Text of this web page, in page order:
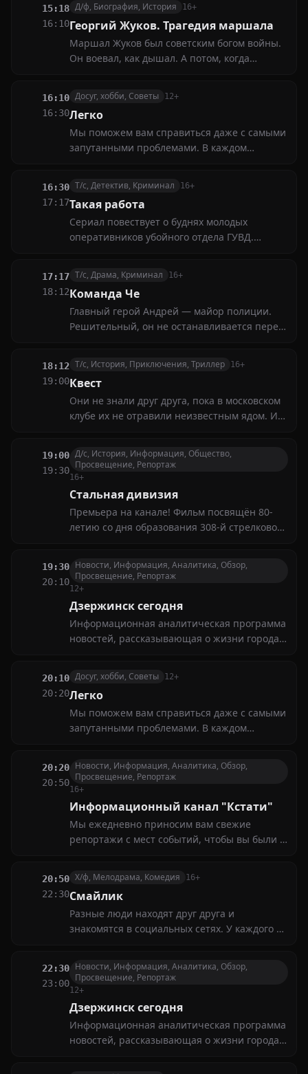
она помогает мальчику подготовиться к
прослушиванию
15:18
16:10
Д/ф, Биография, История 16+
Георгий Жуков. Трагедия маршала
Маршал Жуков был советским богом войны.
Он воевал, как дышал. А потом, когда
человеком. Таким непохожим на парадные
портреты. Почему три советских лидера
боялись, как огня, уже немолодого
полководца?
16:10
16:30
Досуг, хобби, Советы 12+
Легко
Мы поможем вам справиться даже с самыми
запутанными проблемами. В каждом
задач — от математических уравнений до
жизненных ситуаций
16:30
17:17
Т/с, Детектив, Криминал 16+
Такая работа
Сериал повествует о буднях молодых
оперативников убойного отдела ГУВД.
всём героям помогает настоящая дружба и
взаимовыручка
17:17
18:12
Т/с, Драма, Криминал 16+
Команда Че
Главный герой Андрей — майор полиции.
Решительный, он не останавливается перед
Чепикову, а лейтенант Варвара — новичок.
Именно такие напарники становятся верной
командой
18:12
19:00
Т/с, История, Приключения, Триллер 16+
Квест
Они не знали друг друга, пока в московском
клубе их не отравили неизвестным ядом. И
отсрочку на 72 часа, предстоит выполнить
задания загадочного кукловода, который
единственный в мире имеет противоядие
19:00
19:30
Д/с, История, Информация, Общество,
Просвещение, Репортаж
16+
Стальная дивизия
Премьера на канале! Фильм посвящён 80-
летию со дня образования 308-й стрелковой
пехотного училища его начальником Л.Н.
Гуртьевым
19:30
20:10
Новости, Информация, Аналитика, Обзор,
Просвещение, Репортаж
12+
Дзержинск сегодня
Информационная аналитическая программа
новостей, рассказывающая о жизни города
жизнь города, интервью на актуальные
темы, комментарии и мнения экспертов и
жителей
20:10
20:20
Досуг, хобби, Советы 12+
Легко
Мы поможем вам справиться даже с самыми
запутанными проблемами. В каждом
и эффективные методы решения различных
задач — от математических уравнений до
жизненных ситуаций
20:20
20:50
Новости, Информация, Аналитика, Обзор,
Просвещение, Репортаж
16+
Информационный канал "Кстати"
Мы ежедневно приносим вам свежие
репортажи с мест событий, чтобы вы были в
местной жизни, культурные мероприятия и
спортивные достижения — всё это ждёт вас
в нашем эфире
20:50
22:30
Х/ф, Мелодрама, Комедия 16+
Смайлик
Разные люди находят друг друга и
знакомятся в социальных сетях. У каждого из
привязанности. Казалось бы, ничего не
предвещает судьбоносных перемен. Что
может поколебать этот устойчивый и
привычный мир?
22:30
23:00
Новости, Информация, Аналитика, Обзор,
Просвещение, Репортаж
12+
Дзержинск сегодня
Информационная аналитическая программа
новостей, рассказывающая о жизни города
жизнь города, интервью на актуальные